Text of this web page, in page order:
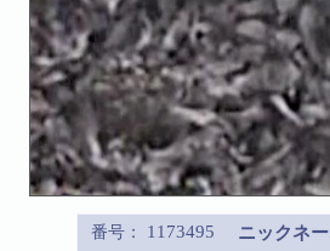
番号： 1173495 ニックネー